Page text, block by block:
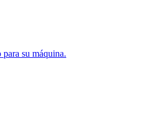
para su máquina.